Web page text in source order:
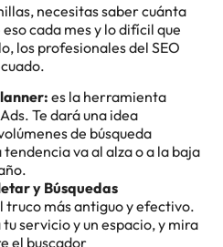
necesitas saber cuánta
cada mes y lo difícil que
los profesionales del SEO
es la herramienta
Te dará una idea
de búsqueda
tendencia va al alza o a la baja
y Búsquedas
truco más antiguo y efectivo.
servicio y un espacio, y mira
el buscador